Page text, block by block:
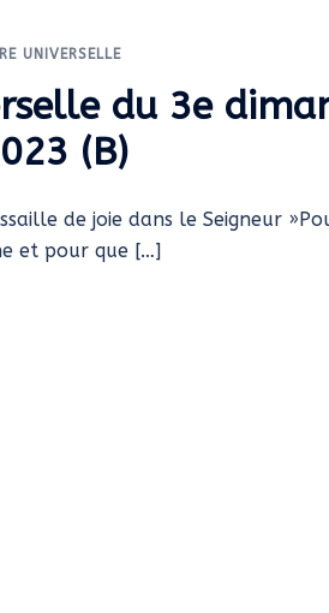
UNIVERSELLE
du 3e
(B)
de joie dans le Seigneur
et pour que […]